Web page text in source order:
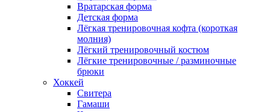
Вратарская форма
Детская форма
Лёгкая тренировочная кофта (короткая
молния)
Лёгкий тренировочный костюм
Лёгкие тренировочные / разминочные
брюки
Хоккей
Свитера
Гамаши